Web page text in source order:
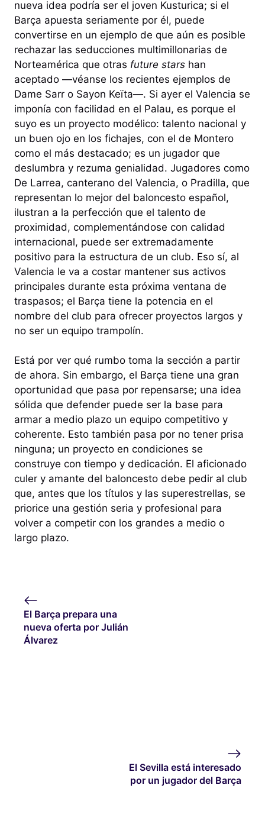
nueva idea podría ser el joven Kusturica; si el
Barça apuesta seriamente por él, puede
convertirse en un ejemplo de que aún es posible
rechazar las seducciones multimillonarias de
Norteamérica que otras future stars han
aceptado —véanse los recientes ejemplos de
Dame Sarr o Sayon Keïta—. Si ayer el Valencia se
imponía con facilidad en el Palau, es porque el
suyo es un proyecto modélico: talento nacional y
un buen ojo en los fichajes, con el de Montero
como el más destacado; es un jugador que
deslumbra y rezuma genialidad. Jugadores como
De Larrea, canterano del Valencia, o Pradilla, que
representan lo mejor del baloncesto español,
ilustran a la perfección que el talento de
proximidad, complementándose con calidad
internacional, puede ser extremadamente
positivo para la estructura de un club. Eso sí, al
Valencia le va a costar mantener sus activos
principales durante esta próxima ventana de
traspasos; el Barça tiene la potencia en el
nombre del club para ofrecer proyectos largos y
no ser un equipo trampolín.
Está por ver qué rumbo toma la sección a partir
de ahora. Sin embargo, el Barça tiene una gran
oportunidad que pasa por repensarse; una idea
sólida que defender puede ser la base para
armar a medio plazo un equipo competitivo y
coherente. Esto también pasa por no tener prisa
ninguna; un proyecto en condiciones se
construye con tiempo y dedicación. El aficionado
culer y amante del baloncesto debe pedir al club
que, antes que los títulos y las superestrellas, se
priorice una gestión seria y profesional para
volver a competir con los grandes a medio o
largo plazo.
El Barça prepara una
nueva oferta por Julián
Álvarez
El Sevilla está interesado
por un jugador del Barça